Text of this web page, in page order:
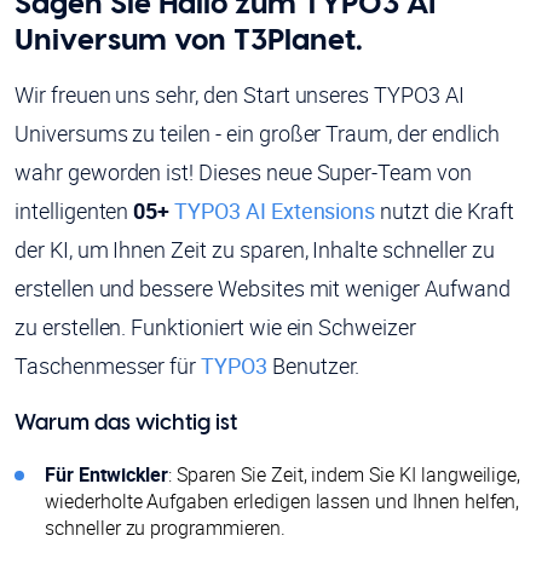
Universum von T3Planet.
Wir freuen uns sehr, den Start unseres TYPO3 AI
Universums zu teilen - ein großer Traum, der endlich
wahr geworden ist! Dieses neue Super-Team von
intelligenten05+TYPO3 AI Extensions nutzt die Kraft
der KI, um Ihnen Zeit zu sparen, Inhalte schneller zu
erstellen und bessere Websites mit weniger Aufwand
zu erstellen. Funktioniert wie ein Schweizer
Taschenmesser fürTYPO3 Benutzer.
Warum das wichtig ist
Für Entwickler: Sparen Sie Zeit, indem Sie KI langweilige,
wiederholte Aufgaben erledigen lassen und Ihnen helfen,
schneller zu programmieren.